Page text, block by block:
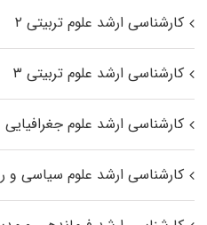
کارشناسی ارشد علوم تربیتی ۲
کارشناسی ارشد علوم تربیتی ۳
کارشناسی ارشد علوم جغرافیایی
کارشناسی ارشد علوم سیاسی و